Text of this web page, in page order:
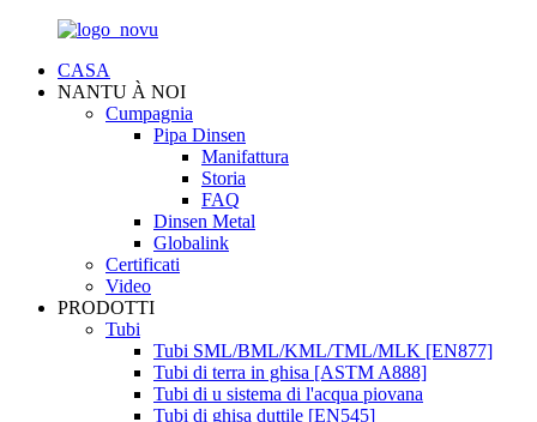
CASA
NANTU À NOI
Cumpagnia
Pipa Dinsen
Manifattura
Storia
FAQ
Dinsen Metal
Globalink
Certificati
Video
PRODOTTI
Tubi
Tubi SML/BML/KML/TML/MLK [EN877]
Tubi di terra in ghisa [ASTM A888]
Tubi di u sistema di l'acqua piovana
Tubi di ghisa duttile [EN545]